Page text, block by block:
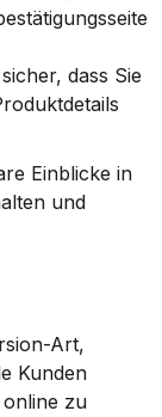
dass Sie
Einblicke in
und
Art,
Kunden
zu